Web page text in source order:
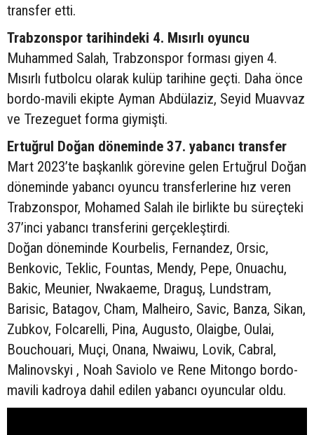
transfer etti.
Trabzonspor tarihindeki 4. Mısırlı oyuncu
Muhammed Salah, Trabzonspor forması giyen 4.
Mısırlı futbolcu olarak kulüp tarihine geçti. Daha önce
bordo-mavili ekipte Ayman Abdülaziz, Seyid Muavvaz
ve Trezeguet forma giymişti.
Ertuğrul Doğan döneminde 37. yabancı transfer
Mart 2023’te başkanlık görevine gelen Ertuğrul Doğan
döneminde yabancı oyuncu transferlerine hız veren
Trabzonspor, Mohamed Salah ile birlikte bu süreçteki
37’inci yabancı transferini gerçekleştirdi.
Doğan döneminde Kourbelis, Fernandez, Orsic,
Benkovic, Teklic, Fountas, Mendy, Pepe, Onuachu,
Bakic, Meunier, Nwakaeme, Draguş, Lundstram,
Barisic, Batagov, Cham, Malheiro, Savic, Banza, Sikan,
Zubkov, Folcarelli, Pina, Augusto, Olaigbe, Oulai,
Bouchouari, Muçi, Onana, Nwaiwu, Lovik, Cabral,
Malinovskyi , Noah Saviolo ve Rene Mitongo bordo-
mavili kadroya dahil edilen yabancı oyuncular oldu.